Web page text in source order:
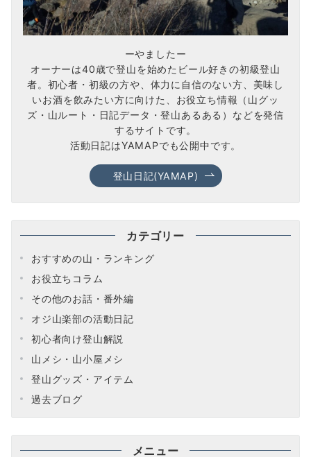
ーやましたー
オーナーは40歳で登山を始めたビール好きの初級登山
者。初心者・初級の方や、体力に自信のない方、美味し
いお酒を飲みたい方に向けた、お役立ち情報（山グッ
ズ・山ルート・日記データ・登山あるある）などを発信
するサイトです。
活動日記はYAMAPでも公開中です。
登山日記(YAMAP)
カテゴリー
おすすめの山・ランキング
お役立ちコラム
その他のお話・番外編
オジ山楽部の活動日記
初心者向け登山解説
山メシ・山小屋メシ
登山グッズ・アイテム
過去ブログ
メニュー